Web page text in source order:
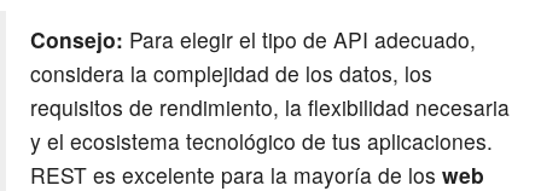
Consejo: Para elegir el tipo de API adecuado,
considera la complejidad de los datos, los
requisitos de rendimiento, la flexibilidad necesaria
y el ecosistema tecnológico de tus aplicaciones.
REST es excelente para la mayoría de los web